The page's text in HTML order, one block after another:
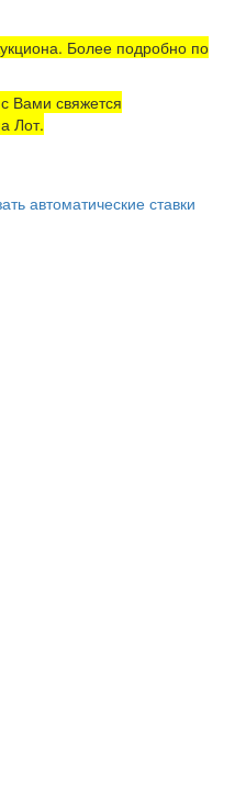
Более подробно по
Вами свяжется
Лот.
автоматические ставки